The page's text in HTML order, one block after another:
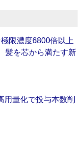
限濃度6800倍以上
髪を芯から満たす新
用量化で投与本数削